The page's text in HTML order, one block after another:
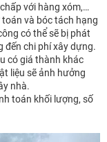
với hàng xóm,…
và bóc tách hạng
có thể sẽ bị phát
đến chi phí xây dựng.
có giá thành khác
liệu sẽ ảnh hưởng
nhà.
toán khối lượng, số